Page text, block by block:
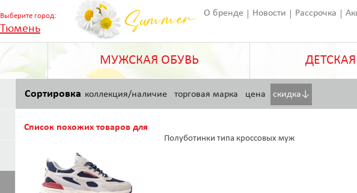
Выберите город:
Тюмень
О бренде Новости Рассрочка
МУЖСКАЯ ОБУВЬ
Сортировка коллекция/наличие торговая марка цена скидка↓
Список похожих товаров для
Полуботинки типа кроссовых муж